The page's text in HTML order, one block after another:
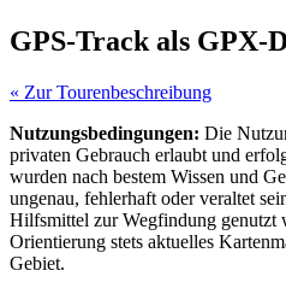
GPS-Track als GPX-
« Zur Tourenbeschreibung
Nutzungsbedingungen: Die
privaten Gebrauch erlaubt und
wurden nach bestem Wissen und
ungenau, fehlerhaft oder veraltet
Hilfsmittel zur Wegfindung genutzt
Orientierung stets aktuelles
Gebiet.